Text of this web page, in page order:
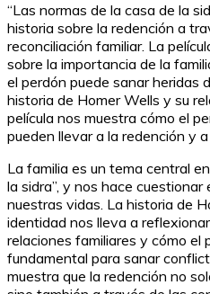
“Las normas de la casa de la
historia sobre la redención a
reconciliación familiar. La
sobre la importancia de la
el perdón puede sanar heridas
historia de Homer Wells y su
película nos muestra cómo el
pueden llevar a la redención y
La familia es un tema central
la sidra”, y nos hace cuestionar
nuestras vidas. La historia de
identidad nos lleva a
relaciones familiares y cómo el
fundamental para sanar
muestra que la redención no